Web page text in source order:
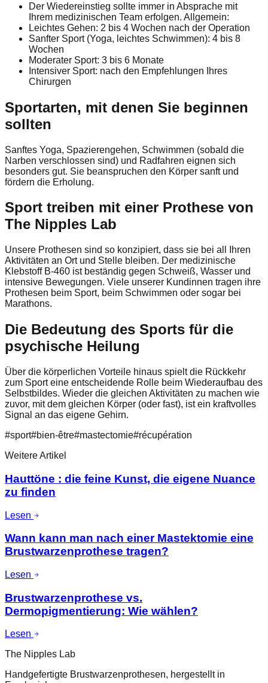
Der Wiedereinstieg sollte immer in Absprache mit
Ihrem medizinischen Team erfolgen. Allgemein:
Leichtes Gehen: 2 bis 4 Wochen nach der Operation
Sanfter Sport (Yoga, leichtes Schwimmen): 4 bis 8
Wochen
Moderater Sport: 3 bis 6 Monate
Intensiver Sport: nach den Empfehlungen Ihres
Chirurgen
Sportarten, mit denen Sie beginnen
sollten
Sanftes Yoga, Spazierengehen, Schwimmen (sobald die
Narben verschlossen sind) und Radfahren eignen sich
besonders gut. Sie beanspruchen den Körper sanft und
fördern die Erholung.
Sport treiben mit einer Prothese von
The Nipples Lab
Unsere Prothesen sind so konzipiert, dass sie bei all Ihren
Aktivitäten an Ort und Stelle bleiben. Der medizinische
Klebstoff B-460 ist beständig gegen Schweiß, Wasser und
intensive Bewegungen. Viele unserer Kundinnen tragen ihre
Prothesen beim Sport, beim Schwimmen oder sogar bei
Marathons.
Die Bedeutung des Sports für die
psychische Heilung
Über die körperlichen Vorteile hinaus spielt die Rückkehr
zum Sport eine entscheidende Rolle beim Wiederaufbau des
Selbstbildes. Wieder die gleichen Aktivitäten zu machen wie
zuvor, mit dem gleichen Körper (oder fast), ist ein kraftvolles
Signal an das eigene Gehirn.
#sport#bien-être#mastectomie#récupération
Weitere Artikel
Hauttöne : die feine Kunst, die eigene Nuance
zu finden
Lesen
Wann kann man nach einer Mastektomie eine
Brustwarzenprothese tragen?
Lesen
Brustwarzenprothese vs.
Dermopigmentierung: Wie wählen?
Lesen
The Nipples Lab
Handgefertigte Brustwarzenprothesen, hergestellt in